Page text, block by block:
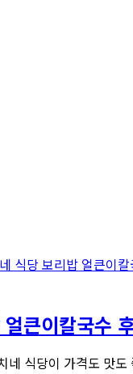
큰이칼국수
식당이 가격도 맛